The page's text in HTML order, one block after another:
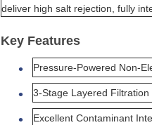
deliver high salt rejection, fully
Key Features
Pressure-Powered Non-
3-Stage Layered
Excellent Contaminant